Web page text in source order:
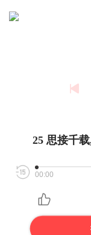
25 思接千
00:00